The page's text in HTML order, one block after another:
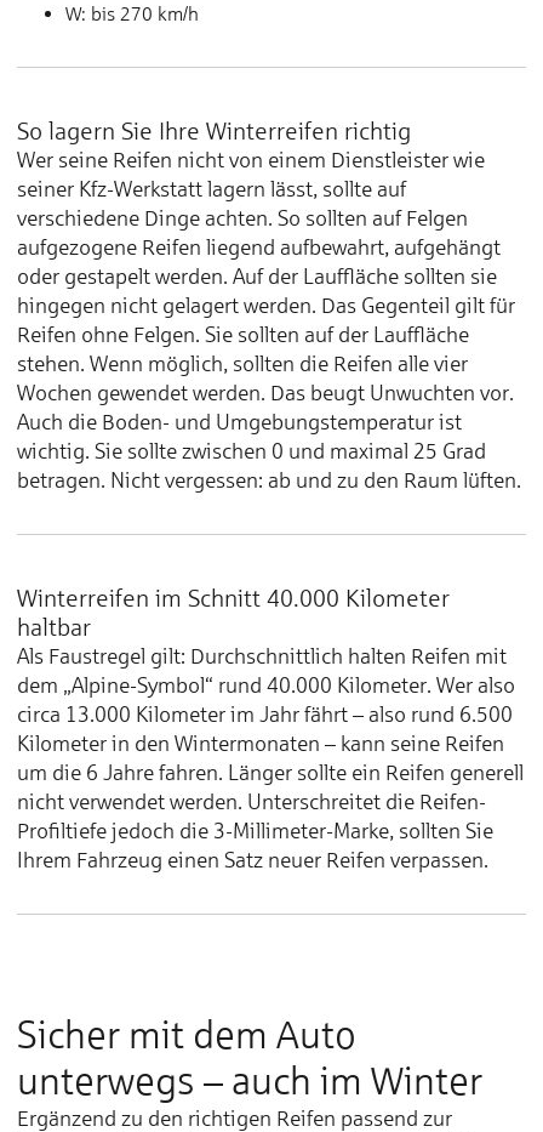
W: bis 270 km/h
So lagern Sie Ihre Winterreifen richtig
Wer seine Reifen nicht von einem Dienstleister wie
seiner Kfz-Werkstatt lagern lässt, sollte auf
verschiedene Dinge achten. So sollten auf Felgen
aufgezogene Reifen liegend aufbewahrt, aufgehängt
oder gestapelt werden. Auf der Lauffläche sollten sie
hingegen nicht gelagert werden. Das Gegenteil gilt für
Reifen ohne Felgen. Sie sollten auf der Lauffläche
stehen. Wenn möglich, sollten die Reifen alle vier
Wochen gewendet werden. Das beugt Unwuchten vor.
Auch die Boden- und Umgebungstemperatur ist
wichtig. Sie sollte zwischen 0 und maximal 25 Grad
betragen. Nicht vergessen: ab und zu den Raum lüften.
Winterreifen im Schnitt 40.000 Kilometer
haltbar
Als Faustregel gilt: Durchschnittlich halten Reifen mit
dem „Alpine-Symbol“ rund 40.000 Kilometer. Wer also
circa 13.000 Kilometer im Jahr fährt – also rund 6.500
Kilometer in den Wintermonaten – kann seine Reifen
um die 6 Jahre fahren. Länger sollte ein Reifen generell
nicht verwendet werden. Unterschreitet die Reifen-
Profiltiefe jedoch die 3-Millimeter-Marke, sollten Sie
Ihrem Fahrzeug einen Satz neuer Reifen verpassen.
Sicher mit dem Auto
unterwegs – auch im Winter
Ergänzend zu den richtigen Reifen passend zur